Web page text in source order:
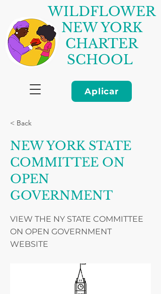
Aplicar
WILDFLOWER
NEW YORK
CHARTER
SCHOOL
< Back
NEW YORK STATE
COMMITTEE ON
OPEN
GOVERNMENT
VIEW THE NY STATE COMMITTEE
ON OPEN GOVERNMENT
WEBSITE